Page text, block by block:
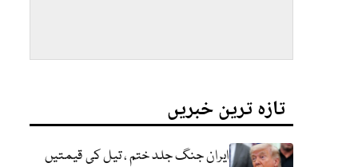
تازہ ترین خبریں
ایران جنگ جلد ختم ، تیل کی قیمتیں